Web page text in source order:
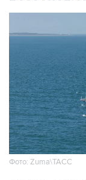
Фото: Zuma\ТАСС
Москва. 8